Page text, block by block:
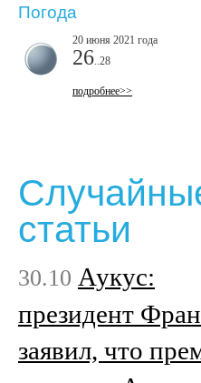
Погода
20 июня 2021 года
26 ..28
подробнее>>
статьи
30.10 Аукус:
президент
заявил, что